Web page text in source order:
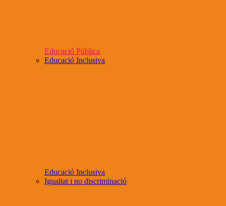
Educació Pública
Educació Inclusiva
Educació Inclusiva
Igualtat i no discriminació